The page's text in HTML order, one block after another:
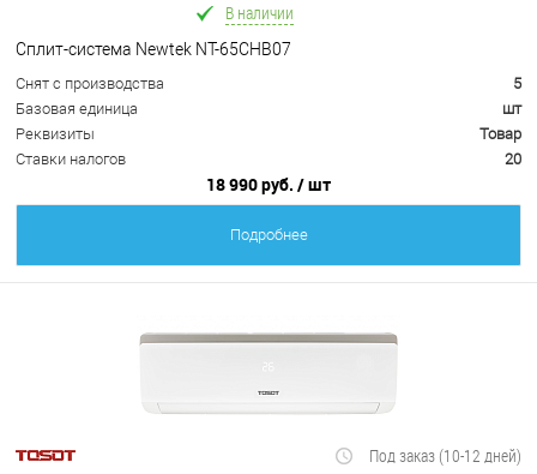
В наличии
Сплит-система Newtek NT-65CHB07
Снят с производства
5
Базовая единица
шт
Реквизиты
Товар
Ставки налогов
20
18 990 руб. / шт
Подробнее
Под заказ (10-12 дней)